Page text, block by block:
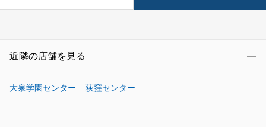
近隣の店舗を見る
大泉学園センター 荻窪センター